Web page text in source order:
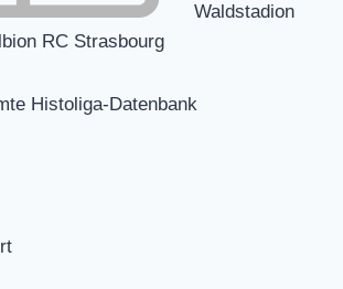
Waldstadion
RC Strasbourg
Histoliga-Datenbank